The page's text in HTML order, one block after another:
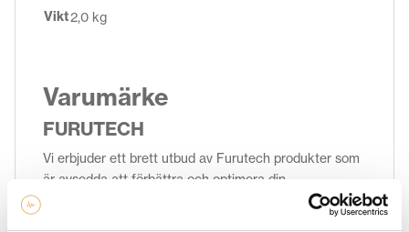
Vikt2,0 kg
Varumärke
FURUTECH
Vi erbjuder ett brett utbud av Furutech produkter som
är avsedda att förbättra och optimera din
musikupplevelse. Hos HiFi Experience har vi allt ifrån